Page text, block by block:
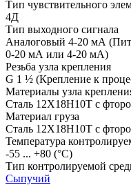
Тип чувствительного
4Д
Тип выходного сигнала
Аналоговый 4-20 мА
0-20 мА или 4-20 мА)
Резьба узла крепления
G 1 ½ (Крепление к
Материалы узла
Сталь 12Х18Н10Т с
Материал груза
Сталь 12Х18Н10Т с
Температура
-55 ... +80 (°С)
Тип контролируемой
Сыпучий